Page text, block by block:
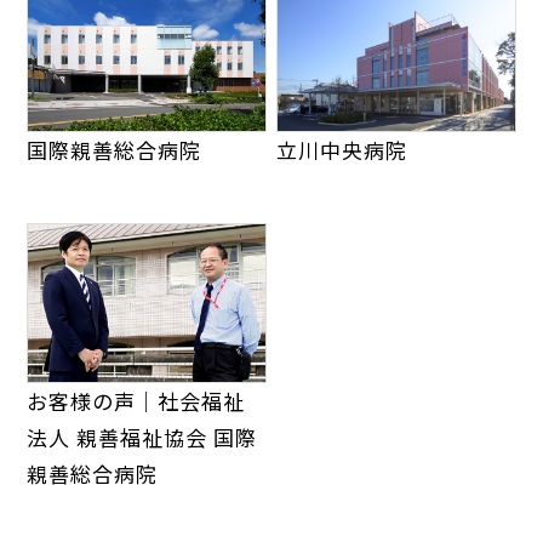
国際親善総合病院 立川中央病院
お客様の声｜社会福祉
法人 親善福祉協会 国際
親善総合病院